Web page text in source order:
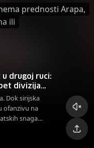
prednosti Arapa,
ili
u drugoj ruci:
divizija
Dok sirijska
ofanzivu na
snaga